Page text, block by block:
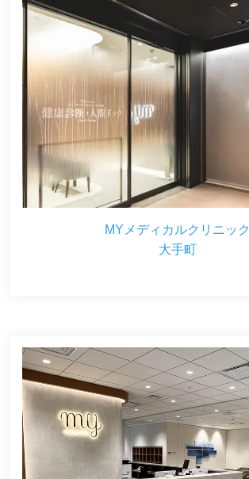
MYメディカルクリニック
大手町